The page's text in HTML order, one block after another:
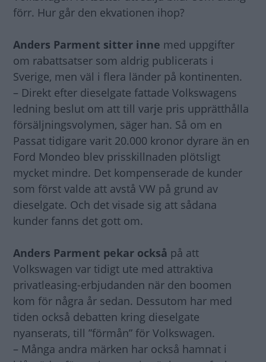
förr. Hur går den ekvationen ihop?
Anders Parment sitter inne med uppgifter
om rabattsatser som aldrig publicerats i
Sverige, men väl i flera länder på kontinenten.
– Direkt efter dieselgate fattade Volkswagens
ledning beslut om att till varje pris upprätthålla
försäljningsvolymen, säger han. Så om en
Passat tidigare varit 20.000 kronor dyrare än en
Ford Mondeo blev prisskillnaden plötsligt
mycket mindre. Det kompenserade de kunder
som först valde att avstå VW på grund av
dieselgate. Och det visade sig att sådana
kunder fanns det gott om.
Anders Parment pekar också på att
Volkswagen var tidigt ute med attraktiva
privatleasing-erbjudanden när den boomen
kom för några år sedan. Dessutom har med
tiden också debatten kring dieselgate
nyanserats, till ”förmån” för Volkswagen.
– Många andra märken har också hamnat i